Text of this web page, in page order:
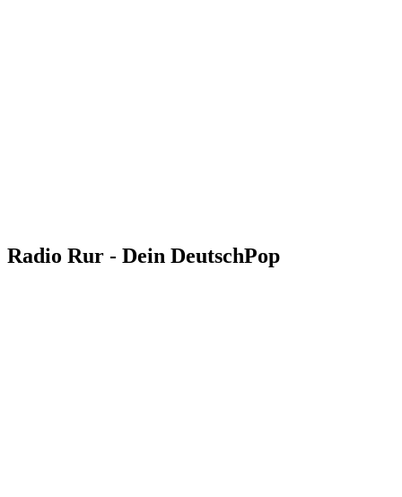
Radio Rur - Dein DeutschPop